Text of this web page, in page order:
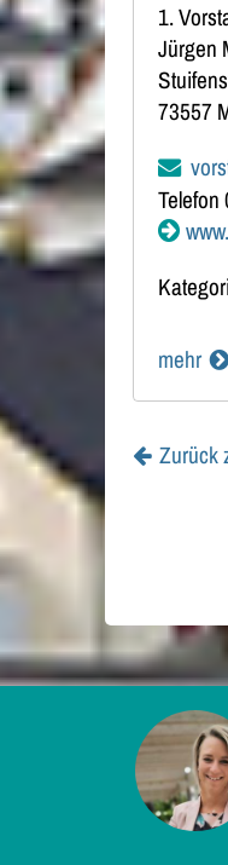
1.
Jürgen
73557
Telefon
mehr
Zurück